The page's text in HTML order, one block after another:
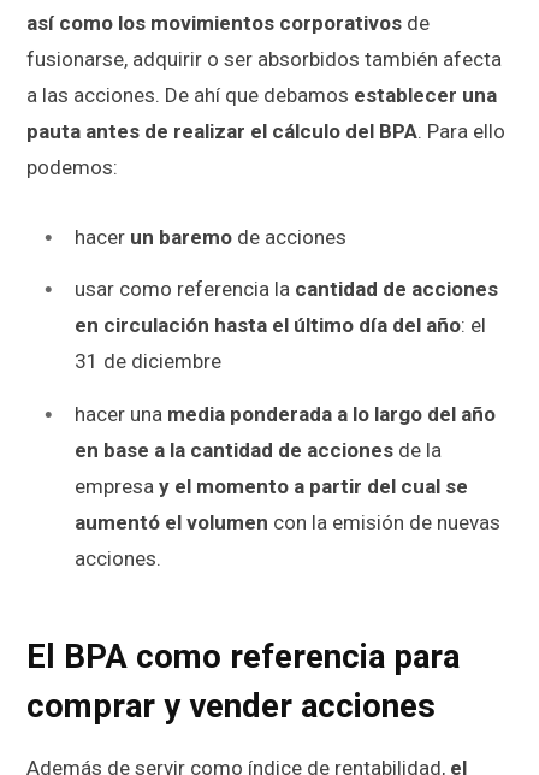
así como los movimientos corporativos de
fusionarse, adquirir o ser absorbidos también afecta
a las acciones. De ahí que debamos establecer una
pauta antes de realizar el cálculo del BPA. Para ello
podemos:
hacer un baremo de acciones
usar como referencia la cantidad de acciones
en circulación hasta el último día del año: el
31 de diciembre
hacer una media ponderada a lo largo del año
en base a la cantidad de acciones de la
empresa y el momento a partir del cual se
aumentó el volumen con la emisión de nuevas
acciones.
El BPA como referencia para
comprar y vender acciones
Además de servir como índice de rentabilidad, el